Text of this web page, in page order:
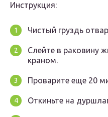
Инструкция:
Чистый груздь
Слейте в раковину
краном.
Проварите еще 20
Откиньте на